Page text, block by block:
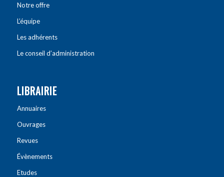
Notre offre
L’équipe
Les adhérents
Le conseil d’administration
LIBRAIRIE
Annuaires
Ouvrages
Revues
Évènements
Etudes